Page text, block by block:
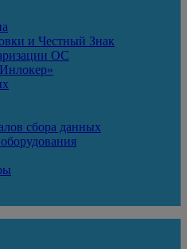
и Честный Знак
ОС
сбора данных